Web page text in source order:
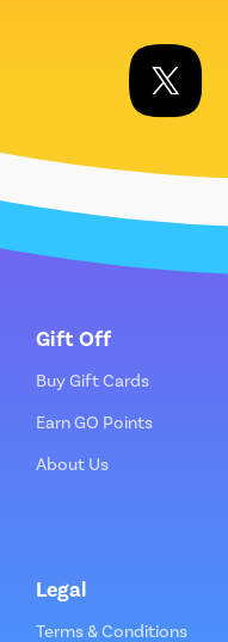
Gift Off
Buy Gift Cards
Earn GO Points
About Us
Legal
Terms & Conditions